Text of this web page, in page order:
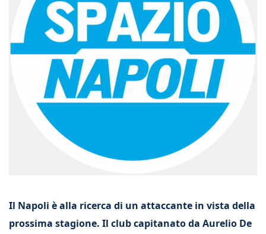
Il Napoli è alla ricerca di un attaccante in vista della
prossima stagione. Il club capitanato da Aurelio De